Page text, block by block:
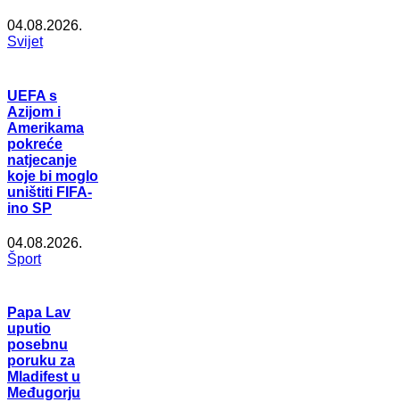
04.08.2026.
Svijet
UEFA s
Azijom i
Amerikama
pokreće
natjecanje
koje bi moglo
uništiti FIFA-
ino SP
04.08.2026.
Šport
Papa Lav
uputio
posebnu
poruku za
Mladifest u
Međugorju